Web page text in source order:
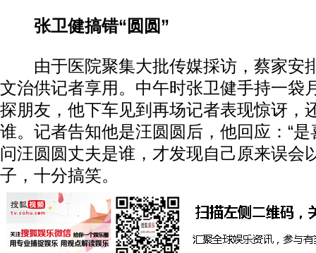
张卫健搞错“圆圆”
由于医院聚集大批传媒採访，蔡家安
文治供记者享用。中午时张卫健手持一袋
探朋友，他下车见到再场记者表现惊讶，
谁。记者告知他是汪圆圆后，他回应：“是
问汪圆圆丈夫是谁，才发现自己原来误会
子，十分搞笑。